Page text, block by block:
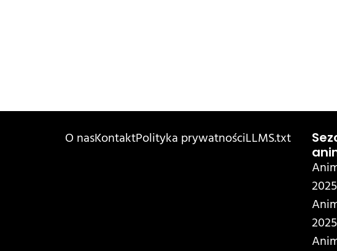
O nasKontaktPolityka prywatnościLLMS.txt
2025
2025